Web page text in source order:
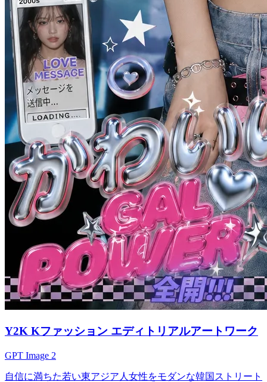
Y2K Kファッション エディトリアルアートワーク
GPT Image 2
自信に満ちた若い東アジア人女性をモダンな韓国ストリート